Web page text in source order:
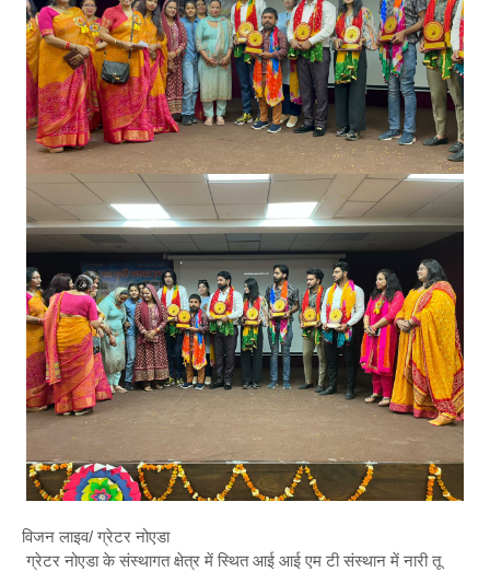
विजन लाइव/ ग्रेटर नोएडा
ग्रेटर नोएडा के संस्थागत क्षेत्र में स्थित आई आई एम टी संस्थान में नारी तू